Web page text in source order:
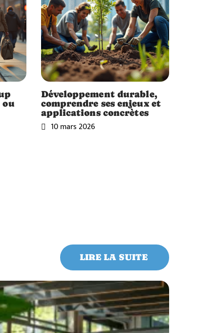
ou
Développement durable,
comprendre ses enjeux et
applications concrètes
10 mars 2026
LIRE LA SUITE